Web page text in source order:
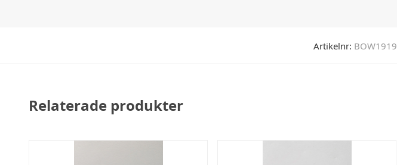
Artikelnr: BOW1919
Relaterade produkter